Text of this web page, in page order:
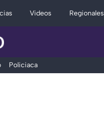
Videos Regionales
Policiaca